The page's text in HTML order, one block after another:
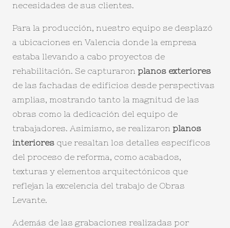
necesidades de sus clientes.
Para la producción, nuestro equipo se desplazó
a ubicaciones en Valencia donde la empresa
estaba llevando a cabo proyectos de
rehabilitación. Se capturaron planos exteriores
de las fachadas de edificios desde perspectivas
amplias, mostrando tanto la magnitud de las
obras como la dedicación del equipo de
trabajadores. Asimismo, se realizaron planos
interiores que resaltan los detalles específicos
del proceso de reforma, como acabados,
texturas y elementos arquitectónicos que
reflejan la excelencia del trabajo de Obras
Levante.
Además de las grabaciones realizadas por